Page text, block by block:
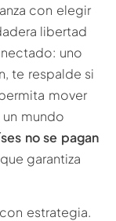
con elegir
libertad
uno
te respalde si
mover
mundo
no se pagan
garantiza
estrategia.